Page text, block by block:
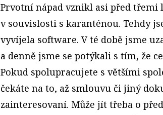
Prvotní nápad vznikl asi před třemi
v souvislosti s karanténou. Tehdy
vyvíjela software. V té době jsme
a denně jsme se potýkali s tím, že
Pokud spolupracujete s většími
čekáte na to, až smlouvu či jiný
zainteresovaní. Může jít třeba o